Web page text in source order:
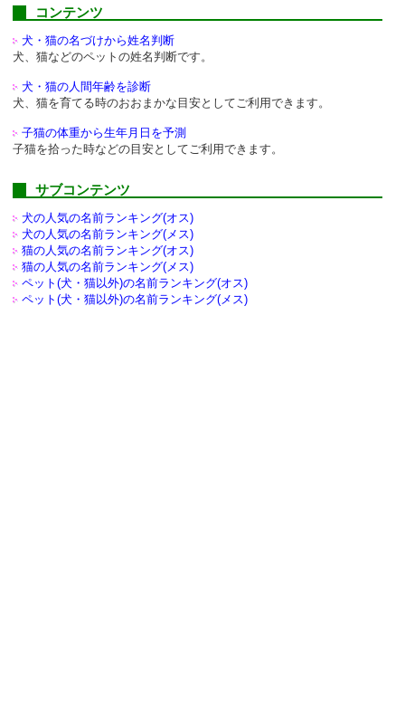
コンテンツ
犬・猫の名づけから姓名判断
犬、猫などのペットの姓名判断です。
犬・猫の人間年齢を診断
犬、猫を育てる時のおおまかな目安としてご利用できます。
子猫の体重から生年月日を予測
子猫を拾った時などの目安としてご利用できます。
サブコンテンツ
犬の人気の名前ランキング(オス)
犬の人気の名前ランキング(メス)
猫の人気の名前ランキング(オス)
猫の人気の名前ランキング(メス)
ペット(犬・猫以外)の名前ランキング(オス)
ペット(犬・猫以外)の名前ランキング(メス)